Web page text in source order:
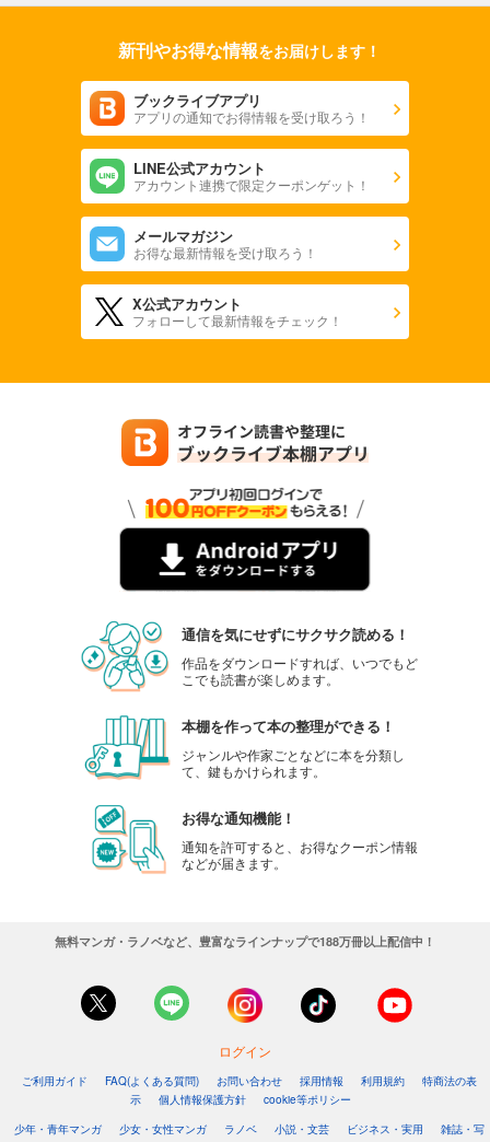
新刊やお得な情報をお届けします！
ブックライブアプリ
アプリの通知でお得情報を受け取ろう！
LINE公式アカウント
アカウント連携で限定クーポンゲット！
メールマガジン
お得な最新情報を受け取ろう！
X公式アカウント
フォローして最新情報をチェック！
通信を気にせずにサクサク読める！
作品をダウンロードすれば、いつでもど
こでも読書が楽しめます。
本棚を作って本の整理ができる！
ジャンルや作家ごとなどに本を分類し
て、鍵もかけられます。
お得な通知機能！
通知を許可すると、お得なクーポン情報
などが届きます。
無料マンガ・ラノベなど、豊富なラインナップで188万冊以上配信中！
ログイン
ご利用ガイド FAQ(よくある質問) お問い合わせ 採用情報 利用規約
特商法の表
示
個人情報保護方針
cookie等ポリシー
少年・青年マンガ
少女・女性マンガ ラノベ 小説・文芸 ビジネス・実用
雑誌・写